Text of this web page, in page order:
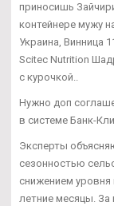
приносишь
контейнере мужу
Украина, Винница
Scitec Nutrition
с курочкой..
Нужно доп
в системе Банк-
Эксперты
сезонностью
снижением уровня
летние месяцы.